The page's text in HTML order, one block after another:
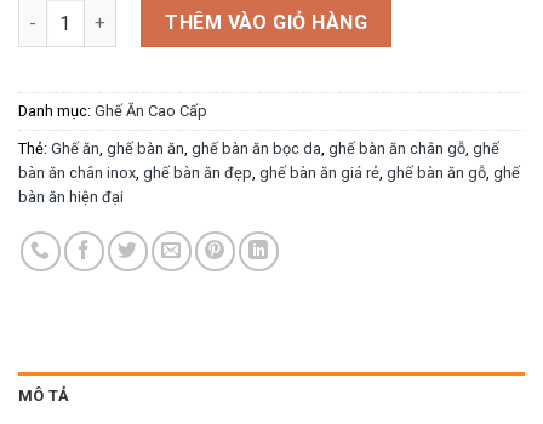
Ghế ăn bọc da G037 số lượngTHÊM VÀO GIỎ HÀNG
Danh mục: Ghế Ăn Cao Cấp
Thẻ: Ghế ăn, ghế bàn ăn, ghế bàn ăn bọc da, ghế bàn ăn chân gỗ, ghế
bàn ăn chân inox, ghế bàn ăn đẹp, ghế bàn ăn giá rẻ, ghế bàn ăn gỗ, ghế
bàn ăn hiện đại
MÔ TẢ